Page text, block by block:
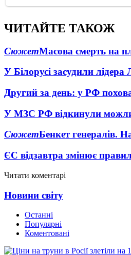
ЧИТАЙТЕ ТАКОЖ
СюжетМасова смерть на
У Білорусі засудили
Другий за день: у РФ
У МЗС РФ відкинули
СюжетБенкет генералів.
ЄС відзавтра змінює
Читати коментарі
Новини світу
Останні
Популярні
Коментовані